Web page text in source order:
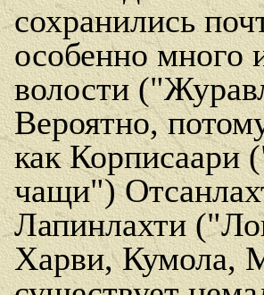
сохранились
особенно много
волости
Вероятно,
как Корписаари
чащи")
Лапинлахти
Харви, Кумола,